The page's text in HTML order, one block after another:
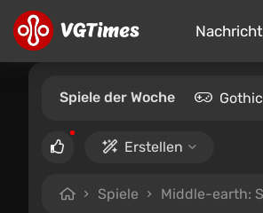
Spiele der Woche
Erstellen
Spiele Middle-earth: